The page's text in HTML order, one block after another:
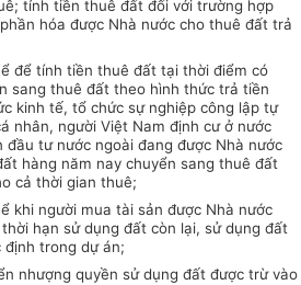
tính tiền thuê đất đối với trường hợp
hóa được Nhà nước cho thuê đất trả
để tính tiền thuê đất tại thời điểm có
sang thuê đất theo hình thức trả tiền
kinh tế, tổ chức sự nghiệp công lập tự
nhân, người Việt Nam định cư ở nước
đầu tư nước ngoài đang được Nhà nước
hàng năm nay chuyển sang thuê đất
cả thời gian thuê;
khi người mua tài sản được Nhà nước
hạn sử dụng đất còn lại, sử dụng đất
định trong dự án;
nhượng quyền sử dụng đất được trừ vào